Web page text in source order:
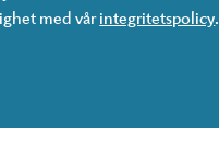
med vårintegritetspolicy.